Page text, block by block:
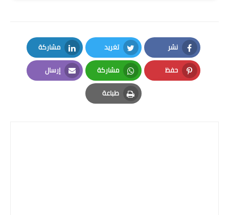
نشر
Facebook
تغريد
Twitter
مشاركة
LinkedIn
حفظ
Pinterest
مشاركة
Whatsapp
إرسال
Email
طباعة
Print